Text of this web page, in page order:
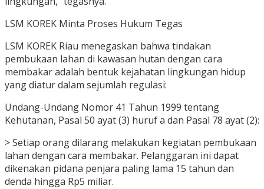
LSM KOREK Minta Proses Hukum Tegas
LSM KOREK Riau menegaskan bahwa tindakan
pembukaan lahan di kawasan hutan dengan cara
membakar adalah bentuk kejahatan lingkungan hidup
yang diatur dalam sejumlah regulasi:
Undang-Undang Nomor 41 Tahun 1999 tentang
Kehutanan, Pasal 50 ayat (3) huruf a dan Pasal 78 ayat (2):
> Setiap orang dilarang melakukan kegiatan pembukaan
lahan dengan cara membakar. Pelanggaran ini dapat
dikenakan pidana penjara paling lama 15 tahun dan
denda hingga Rp5 miliar.